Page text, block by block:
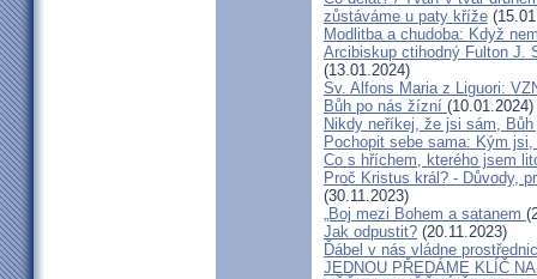
zůstáváme u paty kříže
Modlitba a chudoba: Když
Arcibiskup ctihodný Fulton J.
(13.01.2024)
Sv. Alfons Maria z Liguori:
Bůh po nás žízní (10.01.2024)
Nikdy neříkej, že jsi sám,
Pochopit sebe sama: Kým
Co s hříchem, kterého jsem
Proč Kristus král? - Důvody,
(30.11.2023)
„Boj mezi Bohem a satanem
Jak odpustit? (20.11.2023)
Ďábel v nás vládne
JEDNOU PŘEDÁME KLÍČ